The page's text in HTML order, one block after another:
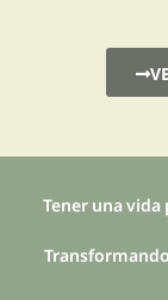
Tener una vida